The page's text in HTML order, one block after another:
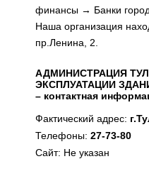
финансы → Банки
Наша организация
пр.Ленина, 2.
АДМИНИСТРАЦИЯ
ЭКСПЛУАТАЦИИ
– контактная
Фактический адрес:
Телефоны: 27-73-80
Сайт: Не указан